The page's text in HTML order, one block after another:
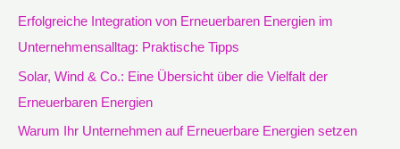
e
n
Erfolgreiche Integration von Erneuerbaren Energien im
Unternehmensalltag: Praktische Tipps
Solar, Wind & Co.: Eine Übersicht über die Vielfalt der
Erneuerbaren Energien
Warum Ihr Unternehmen auf Erneuerbare Energien setzen